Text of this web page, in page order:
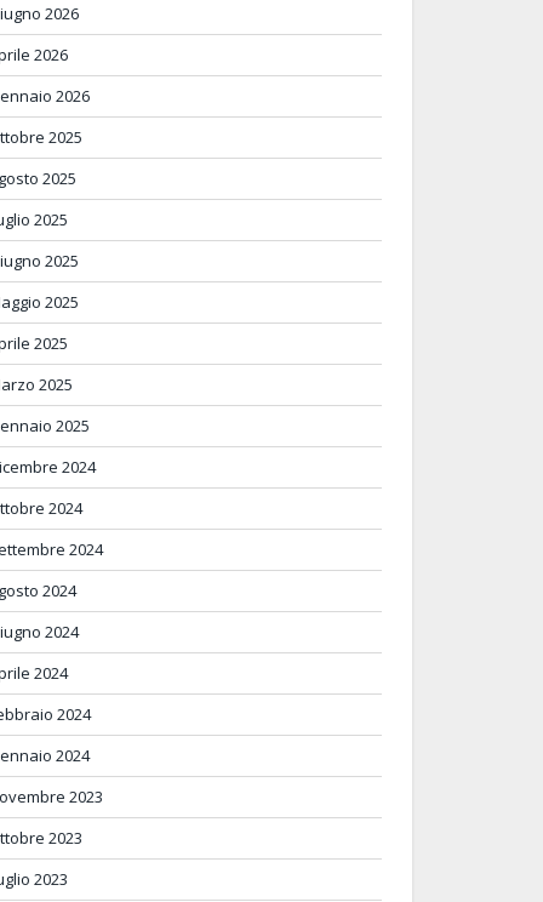
2026
2026
2026
2025
2025
2025
2025
2025
2025
2025
2025
2024
2024
2024
2024
2024
2024
2024
2024
2023
2023
2023